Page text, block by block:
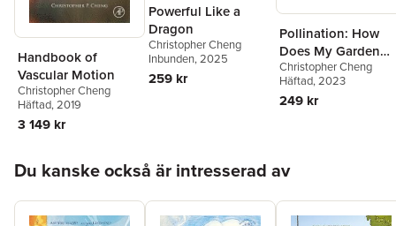
Handbook of
Vascular Motion
Christopher Cheng
Häftad, 2019
3 149 kr
Powerful Like a
Dragon
Christopher Cheng
Inbunden, 2025
259 kr
Pollination: How
Does My Garden
Grow?
Christopher Cheng
Häftad, 2023
249 kr
Du kanske också är intresserad av